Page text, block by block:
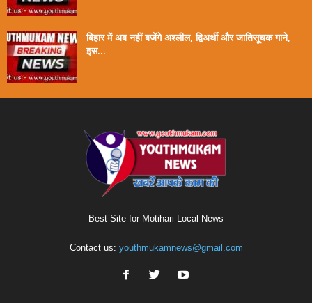
बिहार में अब नहीं बजेंगे अश्लील, द्विअर्थी और जातिसूचक गाने,
इस...
Best Site for Motihari Local News
Contact us: youthmukamnews@gmail.com